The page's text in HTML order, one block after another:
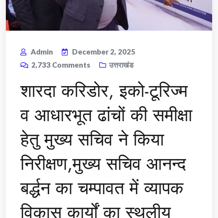
Admin
December 2, 2025
2,733 Comments उत्तराखंड
शारदा करिडोर, इको-टूरिज्म
व आधारभूत ढांचों की समीक्षा
हेतु मुख्य सचिव ने किया
निरीक्षण,मुख्य सचिव आनन्द
बर्द्धन का चम्पावत में व्यापक
विकास कार्यों का स्थलीय